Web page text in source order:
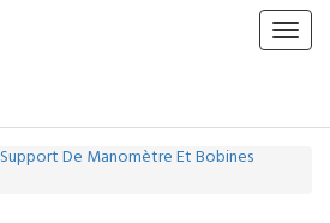
Support De Manomètre Et Bobines